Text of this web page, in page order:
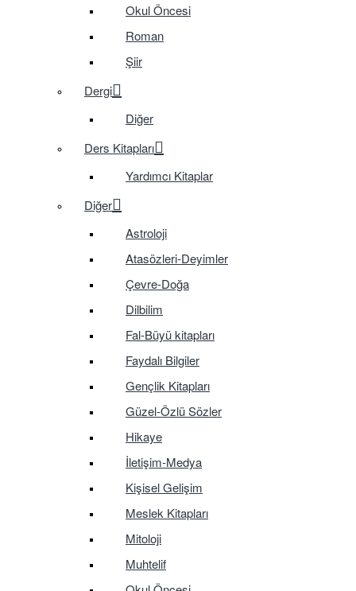
Okul Öncesi
Roman
Şiir
Dergi
Diğer
Ders Kitapları
Yardımcı Kitaplar
Diğer
Astroloji
Atasözleri-Deyimler
Çevre-Doğa
Dilbilim
Fal-Büyü kitapları
Faydalı Bilgiler
Gençlik Kitapları
Güzel-Özlü Sözler
Hikaye
İletişim-Medya
Kişisel Gelişim
Meslek Kitapları
Mitoloji
Muhtelif